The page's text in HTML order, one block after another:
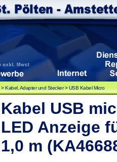
>Kabel, Adapter und Stecker>USB Kabel Micro
Kabel USB
LED Anzeige
1,0 m